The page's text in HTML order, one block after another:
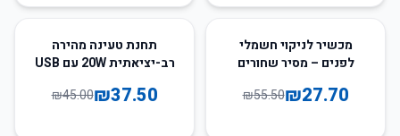
50מכשיר לניקוי חשמלי
לפנים – מסיר שחורים
₪27.70
₪55.50
תחנת טעינה מהירה
רב-יציאתית 20W עם USB
₪37.50
₪45.00